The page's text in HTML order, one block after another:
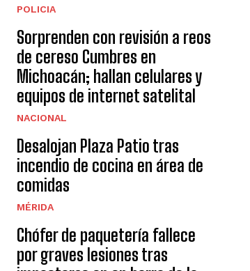
POLICIA
Sorprenden con revisión a reos
de cereso Cumbres en
Michoacán; hallan celulares y
equipos de internet satelital
NACIONAL
Desalojan Plaza Patio tras
incendio de cocina en área de
comidas
MÉRIDA
Chófer de paquetería fallece
por graves lesiones tras